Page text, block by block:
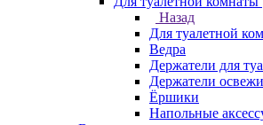
Назад
Для туалетной
Ведра
Держатели для
Держатели
Ёршики
Напольные